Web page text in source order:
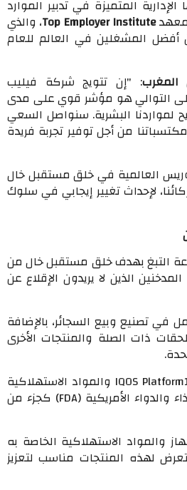
الإدارية المتميزة في تدبير الموارد
معهدTop Employer Institute، والذي
المشغلين في العالم للعام
المغرب: "إن تتويج شركة فيليب
التوالي هو مؤشر قوي على مدى
لمواردنا البشرية. سنواصل السعي
من أجل توفير تجربة فريدة
العالمية في خلق مستقبل خال
لإحداث تغيير إيجابي في سلوك
التبغ بهدف خلق مستقبل خال من
الذين لا يريدون الإقلاع عن
تصنيع وبيع السجائر، بالإضافة
ذات الصلة والمنتجات الأخرى
بالإضافة إلى ذلك، تلقت إصدارات من نسخة من جهاز IQOS Platform1 والمواد الاستهلاكية
من شركة فيليب موريس تصاريح تسويق من إدارة الغذاء والدواء الأمريكية (FDA) كجزء من
والمواد الاستهلاكية الخاصة به
لهذه المنتجات مناسب لتعزيز